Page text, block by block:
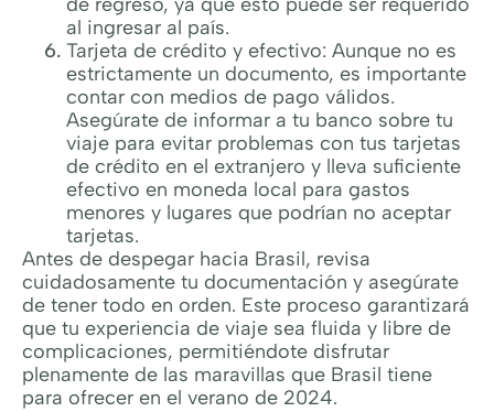
al ingresar al país.
Tarjeta de crédito y efectivo: Aunque no es
estrictamente un documento, es importante
contar con medios de pago válidos.
Asegúrate de informar a tu banco sobre tu
viaje para evitar problemas con tus tarjetas
de crédito en el extranjero y lleva suficiente
efectivo en moneda local para gastos
menores y lugares que podrían no aceptar
tarjetas.
Antes de despegar hacia Brasil, revisa
cuidadosamente tu documentación y asegúrate
de tener todo en orden. Este proceso garantizará
que tu experiencia de viaje sea fluida y libre de
complicaciones, permitiéndote disfrutar
plenamente de las maravillas que Brasil tiene
para ofrecer en el verano de 2024.